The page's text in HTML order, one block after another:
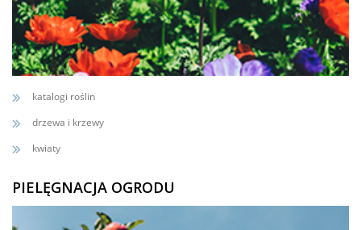
katalogi roślin
drzewa i krzewy
kwiaty
PIELĘGNACJA OGRODU